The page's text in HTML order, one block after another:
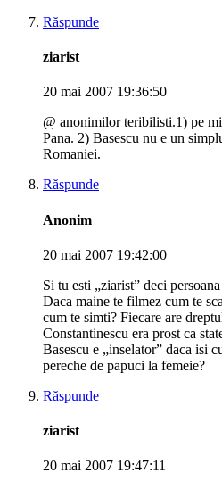
Răspunde
ziarist
20 mai 2007 19:36:50
@ anonimilor teribilisti.1) pe
Pana. 2) Basescu nu e un
Romaniei.
Răspunde
Anonim
20 mai 2007 19:42:00
Si tu esti „ziarist” deci
Daca maine te filmez cum te
cum te simti? Fiecare are
Constantinescu era prost ca
Basescu e „inselator” daca isi
pereche de papuci la femeie?
Răspunde
ziarist
20 mai 2007 19:47:11